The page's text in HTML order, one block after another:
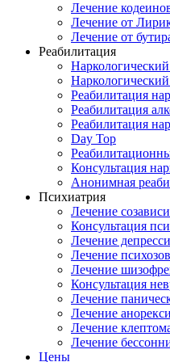
Лечение
Лечение от
Лечение от
Реабилитация
Реабилитация
Реабилитация
Реабилитация
Day Top
Консультация
Анонимная
Психиатрия
Лечение
Консультация
Лечение
Лечение психозов
Лечение
Консультация
Лечение
Лечение
Лечение
Лечение
Цены